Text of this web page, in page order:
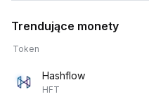
Trendujące monety
Token
Hashflow
HFT